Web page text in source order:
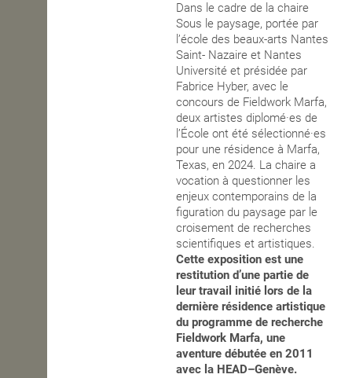
Dans le cadre de la chaire
Sous le paysage, portée par
l’école des beaux-arts Nantes
Saint- Nazaire et Nantes
Université et présidée par
Fabrice Hyber, avec le
concours de Fieldwork Marfa,
deux artistes diplomé·es de
l’École ont été sélectionné·es
pour une résidence à Marfa,
Texas, en 2024. La chaire a
vocation à questionner les
enjeux contemporains de la
figuration du paysage par le
croisement de recherches
scientifiques et artistiques.
Cette exposition est une
restitution d’une partie de
leur travail initié lors de la
dernière résidence artistique
du programme de recherche
Fieldwork Marfa, une
aventure débutée en 2011
avec la HEAD–Genève.